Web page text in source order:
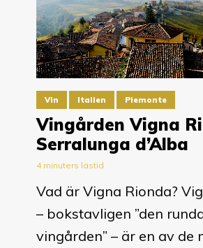
Vin Italien Piemonte
Vingården Vigna
Serralunga d’Alba
4 minuters lästid
Vad är Vigna Rionda?
– bokstavligen ”den
vingården” – är en av de